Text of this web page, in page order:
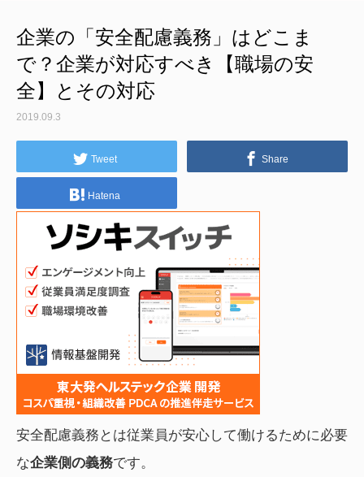
企業の「安全配慮義務」はどこま
で？企業が対応すべき【職場の安
全】とその対応
2019.09.3
Tweet Share
Hatena
安全配慮義務とは従業員が安心して働けるために必要
な企業側の義務です。